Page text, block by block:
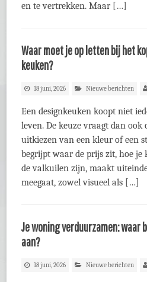
en te vertrekken. Maar […]
Waar moet je op letten bij het
keuken?
18 juni, 2026 Nieuwe berichten
Een designkeuken koopt niet
leven. De keuze vraagt dan
uitkiezen van een kleur of een
begrijpt waar de prijs zit, hoe
de valkuilen zijn, maakt
meegaat, zowel visueel als […]
Je woning verduurzamen: waar
aan?
18 juni, 2026 Nieuwe berichten